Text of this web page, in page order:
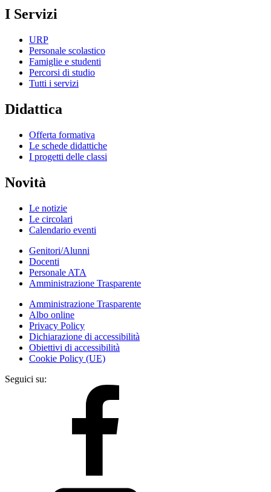
I Servizi
URP
Personale scolastico
Famiglie e studenti
Percorsi di studio
Tutti i servizi
Didattica
Offerta formativa
Le schede didattiche
I progetti delle classi
Novità
Le notizie
Le circolari
Calendario eventi
Genitori/Alunni
Docenti
Personale ATA
Amministrazione Trasparente
Amministrazione Trasparente
Albo online
Privacy Policy
Dichiarazione di accessibilità
Obiettivi di accessibilità
Cookie Policy (UE)
Seguici su: